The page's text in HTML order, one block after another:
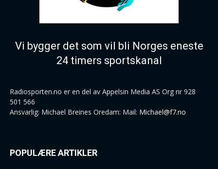
Vi bygger det som vil bli Norges eneste
24 timers sportskanal
Radiosporten.no er en del av Appelsin Media AS Org nr 928
501 566
Ansvarlig: Michael Breines Oredam: Mail: Michael@f7.no
POPULÆRE ARTIKLER